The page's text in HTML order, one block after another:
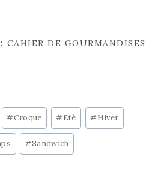
CAHIER DE GOURMANDISES
#Croque #Eté #Hiver
#Sandwich